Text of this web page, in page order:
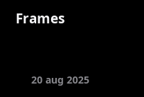
Frames
20 aug 2025